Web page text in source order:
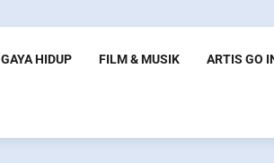
GAYA HIDUP FILM & MUSIK ARTIS GO